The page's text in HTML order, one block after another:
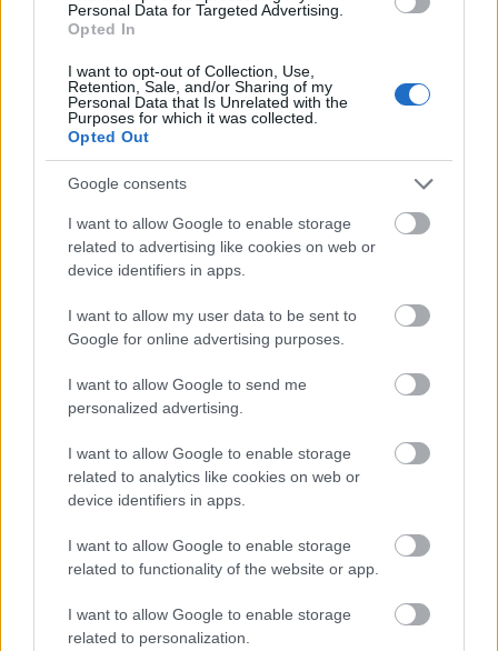
Personal Data for Targeted Advertising.
Opted In
I want to opt-out of Collection, Use,
Retention, Sale, and/or Sharing of my
Personal Data that Is Unrelated with the
Purposes for which it was collected.
Opted Out
Google consents
I want to allow Google to enable storage
related to advertising like cookies on web or
device identifiers in apps.
I want to allow my user data to be sent to
Google for online advertising purposes.
I want to allow Google to send me
personalized advertising.
I want to allow Google to enable storage
related to analytics like cookies on web or
device identifiers in apps.
I want to allow Google to enable storage
related to functionality of the website or app.
I want to allow Google to enable storage
related to personalization.
Nos, múltkor beszámoltam 590 forintos beruházásomról, most
jutottam el oda, hogy felrakjam a gépemre.Van egy elég
igazán semmiről, de egész tűrhetőek voltak az animációk.Mivel
az intro után sem lettem okosabb (a dobozon…..
2007.06.17 22:33:44
Vagy egyszerűen virtual machine-ben teszteld le Win98
alatt. Ha 99-es a game, biztos az kell neki, XP akkor még
nemigen volt (asszem :P). Egyébként ezen tényleg el lehet
gondolkodni, mégis, milyen sztori írható az "Afrika sötét
titkai" cím köré? Niggerek tuti vannak benne. Kell, hogy
Deathbringer II 2007.06.15 16:30:00